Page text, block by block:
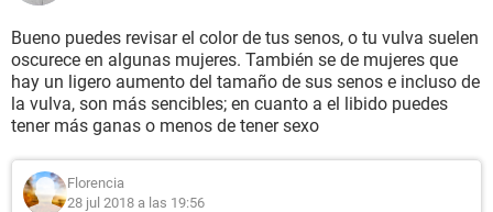
Bueno puedes revisar el color de tus senos, o tu vulva suelen
oscurece en algunas mujeres. También se de mujeres que
hay un ligero aumento del tamaño de sus senos e incluso de
la vulva, son más sencibles; en cuanto a el libido puedes
tener más ganas o menos de tener sexo
Florencia
28 jul 2018 a las 19:56